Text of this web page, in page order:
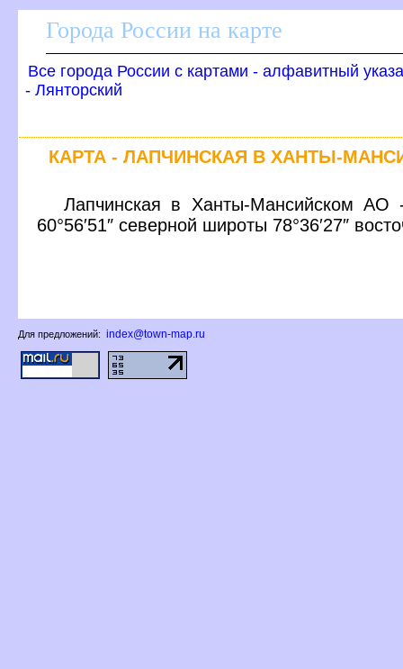
Города России на карте
се города России с картами - алфавитный
- Лянторский
КАРТА - ЛАПЧИНСКАЯ В ХАНТЫ-
Лапчинская в Ханты-Мансийском
60°56′51″ северной широты 78°36′27″
Для предложений: index@town-map.ru